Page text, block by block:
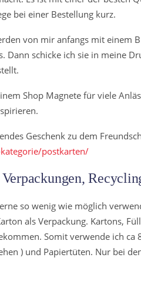
bei einer Bestellung kurz.
von mir anfangs mit einem
Dann schicke ich sie in meine
Shop Magnete für viele
Geschenk zu dem
postkarten/
so wenig wie möglich
als Verpackung. Kartons,
Somit verwende ich
) und Papiertüten. Nur bei